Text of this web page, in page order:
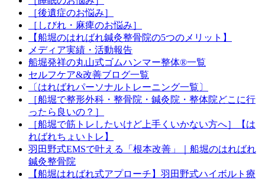
［後遺症のお悩み］
［しびれ・麻痺のお悩み］
【船堀のはればれ鍼灸整骨院の5つのメリット】
メディア実績・活動報告
船堀発祥の丸山式ゴムハンマー整体®︎一覧
セルフケア&改善ブログ一覧
〔はればれパーソナルトレーニング一覧〕
［船堀で整形外科・整骨院・鍼灸院・整体院どこに行
ったら良いの？］
［船堀で筋トレしたいけど上手くいかない方へ］【は
ればれちょいトレ】
羽田野式EMSで叶える「根本改善」｜船堀のはればれ
鍼灸整骨院
【船堀はればれ式アプローチ】羽田野式ハイボルト療